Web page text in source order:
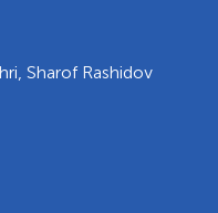
Sharof Rashidov